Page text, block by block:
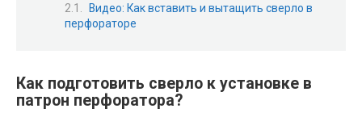
Видео: Как вставить и вытащить сверло в
перфораторе
Как подготовить сверло к установке в
патрон перфоратора?